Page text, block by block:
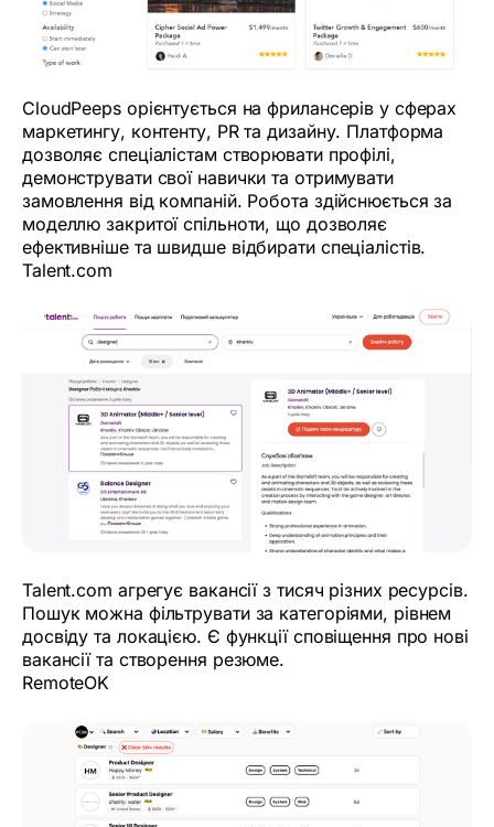
CloudPeeps орієнтується на фрилансерів у сферах
маркетингу, контенту, PR та дизайну. Платформа
дозволяє спеціалістам створювати профілі,
демонструвати свої навички та отримувати
замовлення від компаній. Робота здійснюється за
моделлю закритої спільноти, що дозволяє
ефективніше та швидше відбирати спеціалістів.
Talent.com
Talent.com агрегує вакансії з тисяч різних ресурсів.
Пошук можна фільтрувати за категоріями, рівнем
досвіду та локацією. Є функції сповіщення про нові
вакансії та створення резюме.
RemoteOK